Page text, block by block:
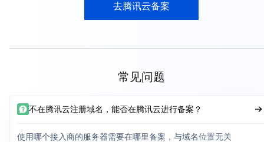
去腾讯云备案
常见问题
不在腾讯云注册域名，能否在腾讯云进行备案？
使用哪个接入商的服务器需要在哪里备案，与域名位置无关